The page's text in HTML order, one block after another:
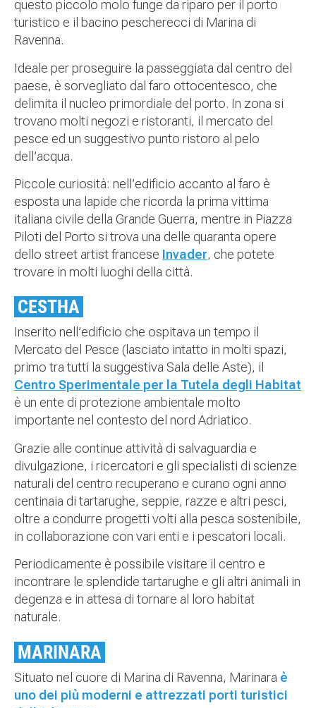
questo piccolo molo funge da riparo per il porto
turistico e il bacino pescherecci di Marina di
Ravenna.
Ideale per proseguire la passeggiata dal centro del
paese, è sorvegliato dal faro ottocentesco, che
delimita il nucleo primordiale del porto. In zona si
trovano molti negozi e ristoranti, il mercato del
pesce ed un suggestivo punto ristoro al pelo
dell’acqua.
Piccole curiosità: nell’edificio accanto al faro è
esposta una lapide che ricorda la prima vittima
italiana civile della Grande Guerra, mentre in Piazza
Piloti del Porto si trova una delle quaranta opere
dello street artist francese Invader, che potete
trovare in molti luoghi della città.
CESTHA
Inserito nell’edificio che ospitava un tempo il
Mercato del Pesce (lasciato intatto in molti spazi,
primo tra tutti la suggestiva Sala delle Aste), il
Centro Sperimentale per la Tutela degli Habitat
è un ente di protezione ambientale molto
importante nel contesto del nord Adriatico.
Grazie alle continue attività di salvaguardia e
divulgazione, i ricercatori e gli specialisti di scienze
naturali del centro recuperano e curano ogni anno
centinaia di tartarughe, seppie, razze e altri pesci,
oltre a condurre progetti volti alla pesca sostenibile,
in collaborazione con vari enti e i pescatori locali.
Periodicamente è possibile visitare il centro e
incontrare le splendide tartarughe e gli altri animali in
degenza e in attesa di tornare al loro habitat
naturale.
MARINARA
Situato nel cuore di Marina di Ravenna, Marinara è
uno dei più moderni e attrezzati porti turistici